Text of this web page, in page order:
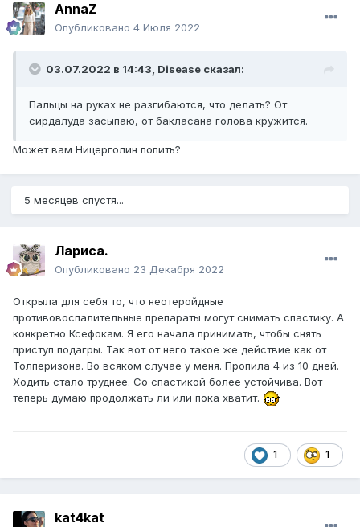
AnnaZ
Опубликовано 4 Июля 2022
03.07.2022 в 14:43, Disease сказал:
Пальцы на руках не разгибаются, что делать? От
сирдалуда засыпаю, от бакласана голова кружится.
Может вам Ницерголин попить?
5 месяцев спустя...
Лариса.
Опубликовано 23 Декабря 2022
Открыла для себя то, что неотеройдные
противовоспалительные препараты могут снимать спастику. А
конкретно Ксефокам. Я его начала принимать, чтобы снять
приступ подагры. Так вот от него такое же действие как от
Толперизона. Во всяком случае у меня. Пропила 4 из 10 дней.
Ходить стало труднее. Со спастикой более устойчива. Вот
теперь думаю продолжать ли или пока хватит.
1 1
kat4kat